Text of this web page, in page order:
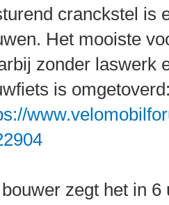
cranckstel is
Het mooiste
zonder laswerk
is
zegt het in